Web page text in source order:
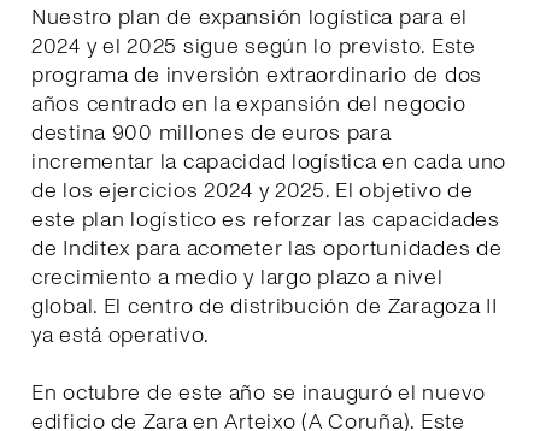
Nuestro plan de expansión logística para el
2024 y el 2025 sigue según lo previsto. Este
programa de inversión extraordinario de dos
años centrado en la expansión del negocio
destina 900 millones de euros para
incrementar la capacidad logística en cada uno
de los ejercicios 2024 y 2025. El objetivo de
este plan logístico es reforzar las capacidades
de Inditex para acometer las oportunidades de
crecimiento a medio y largo plazo a nivel
global. El centro de distribución de Zaragoza II
ya está operativo.
En octubre de este año se inauguró el nuevo
edificio de Zara en Arteixo (A Coruña). Este